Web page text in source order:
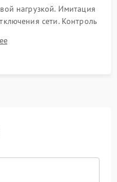
нагрузкой. Имитация
сети. Контроль
режима и
сигнала.